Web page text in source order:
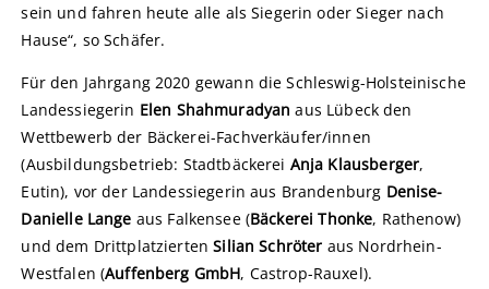
sein und fahren heute alle als Siegerin oder Sieger nach
Hause“, so Schäfer.
Für den Jahrgang 2020 gewann die Schleswig-Holsteinische
Landessiegerin Elen Shahmuradyan aus Lübeck den
Wettbewerb der Bäckerei-Fachverkäufer/innen
(Ausbildungsbetrieb: Stadtbäckerei Anja Klausberger,
Eutin), vor der Landessiegerin aus Brandenburg Denise-
Danielle Lange aus Falkensee (Bäckerei Thonke, Rathenow)
und dem DrittplatziertenSilian Schröter aus Nordrhein-
Westfalen (Auffenberg GmbH, Castrop-Rauxel).